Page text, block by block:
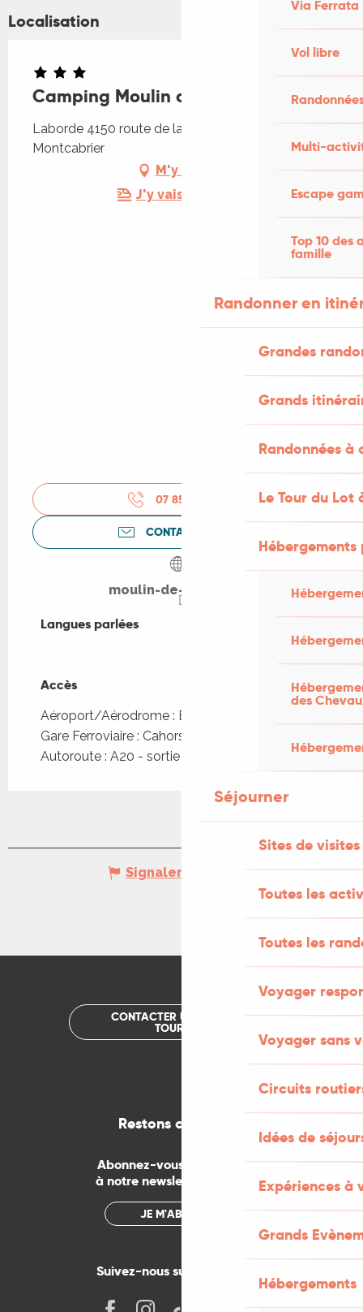
Via Ferrata
Vol libre
Multi-
Escape
Top 10 des
famille
Randonner en
Grandes
Grands
Randonnées
Le Tour du Lot
des
Séjourner
Sites de visites
Toutes les
Toutes les
Voyager
Voyager sans
Circuits
Idées de
Expériences à
Grands
Hébergements
Localisation
Camping Moulin de Laborde
Laborde 4150 route de la vallée, 46700
Montcabrier
M'y rendre
J'y vais en train !
07 85 94 61
CONTACTEZ-NOUS
moulin-de-laborde.fr
Langues parlées
Langues parlées
Accès
Accès
Aéroport/Aérodrome : Bergerac à 70km
Gare Ferroviaire : Cahors à 45km
Autoroute : A20 - sortie 56 à 60km
Signaler une erreur
CONTACTER UN OFFICE DE
TOURISME
Restons connectés
Abonnez-vous gratuitement
à notre newsletter mensuelle
JE M'ABONNE
Suivez-nous sur les réseaux !